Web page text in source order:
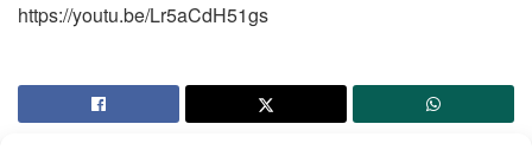
https://youtu.be/Lr5aCdH51gs